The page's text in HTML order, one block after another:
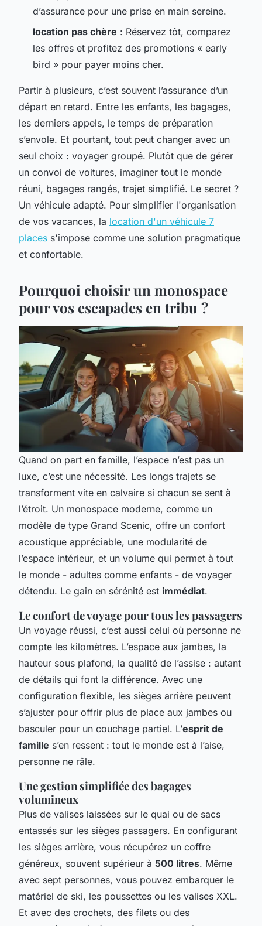
d’assurance pour une prise en main sereine.
location pas chère : Réservez tôt, comparez
les offres et profitez des promotions « early
bird » pour payer moins cher.
Partir à plusieurs, c’est souvent l’assurance d’un
départ en retard. Entre les enfants, les bagages,
les derniers appels, le temps de préparation
s’envole. Et pourtant, tout peut changer avec un
seul choix : voyager groupé. Plutôt que de gérer
un convoi de voitures, imaginer tout le monde
réuni, bagages rangés, trajet simplifié. Le secret ?
Un véhicule adapté. Pour simplifier l'organisation
de vos vacances, la location d'un véhicule 7
places s'impose comme une solution pragmatique
et confortable.
Pourquoi choisir un monospace
pour vos escapades en tribu ?
Quand on part en famille, l’espace n’est pas un
luxe, c’est une nécessité. Les longs trajets se
transforment vite en calvaire si chacun se sent à
l’étroit. Un monospace moderne, comme un
modèle de type Grand Scenic, offre un confort
acoustique appréciable, une modularité de
l’espace intérieur, et un volume qui permet à tout
le monde - adultes comme enfants - de voyager
détendu. Le gain en sérénité est immédiat.
Le confort de voyage pour tous les passagers
Un voyage réussi, c’est aussi celui où personne ne
compte les kilomètres. L’espace aux jambes, la
hauteur sous plafond, la qualité de l’assise : autant
de détails qui font la différence. Avec une
configuration flexible, les sièges arrière peuvent
s’ajuster pour offrir plus de place aux jambes ou
basculer pour un couchage partiel. L’esprit de
famille s’en ressent : tout le monde est à l’aise,
personne ne râle.
Une gestion simplifiée des bagages
volumineux
Plus de valises laissées sur le quai ou de sacs
entassés sur les sièges passagers. En configurant
les sièges arrière, vous récupérez un coffre
généreux, souvent supérieur à 500 litres. Même
avec sept personnes, vous pouvez embarquer le
matériel de ski, les poussettes ou les valises XXL.
Et avec des crochets, des filets ou des